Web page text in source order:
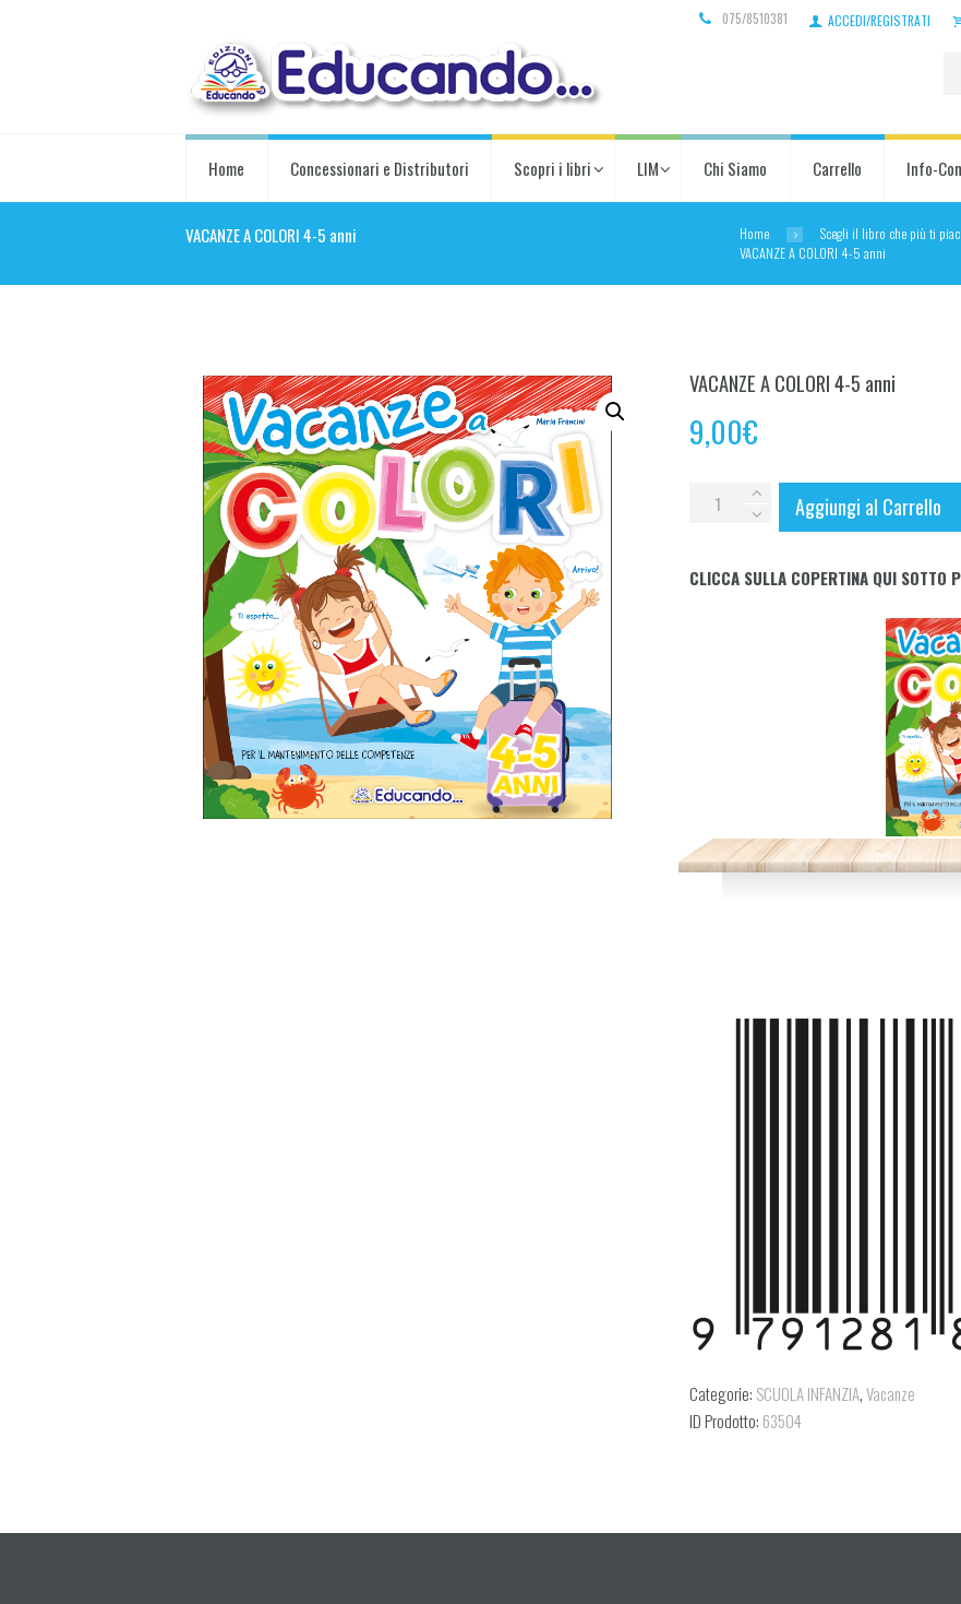
075/8510381 ACCEDI/REGISTRATI
Home Concessionari e Distributori Scopri i libri LIM Chi Siamo Carrello Info-
VACANZE A COLORI 4-5 anni Home Scegli il libro che più ti
VACANZE A COLORI 4-5 anni
VACANZE A COLORI 4-5 anni
9,00€
VACANZE
4-
Aggiungi al Carrello
CLICCA SULLA COPERTINA QUI SOTTO
Categorie: SCUOLA INFANZIA,Vacanze
ID Prodotto: 63504